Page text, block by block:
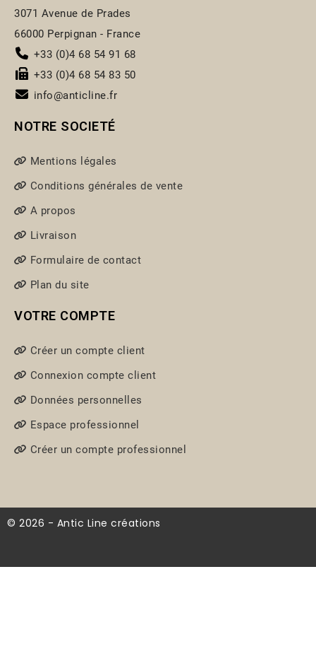
3071 Avenue de Prades
66000 Perpignan - France
+33 (0)4 68 54 91 68
+33 (0)4 68 54 83 50
info@anticline.fr
NOTRE SOCIETÉ
Mentions légales
Conditions générales de vente
A propos
Livraison
Formulaire de contact
Plan du site
VOTRE COMPTE
Créer un compte client
Connexion compte client
Données personnelles
Espace professionnel
Créer un compte professionnel
© 2026 - Antic Line créations